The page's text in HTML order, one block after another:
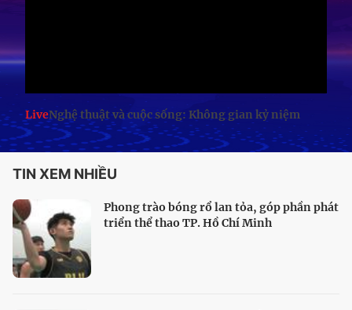
LiveNghệ thuật và cuộc sống: Không gian kỷ niệm
TIN XEM NHIỀU
Phong trào bóng rổ lan tỏa, góp phần phát
triển thể thao TP. Hồ Chí Minh